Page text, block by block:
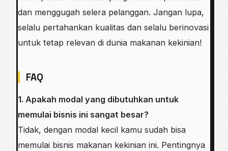
dan menggugah selera pelanggan. Jangan lupa,
selalu pertahankan kualitas dan selalu berinovasi
untuk tetap relevan di dunia makanan kekinian!
FAQ
1. Apakah modal yang dibutuhkan untuk
memulai bisnis ini sangat besar?
Tidak, dengan modal kecil kamu sudah bisa
memulai bisnis makanan kekinian ini. Pentingnya